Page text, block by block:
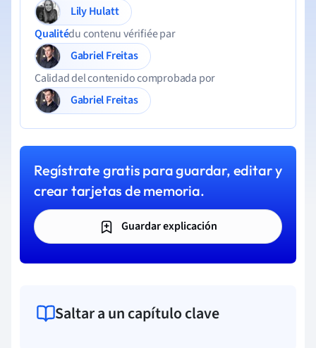
Lily Hulatt
Qualitédu contenu vérifiée par
Gabriel Freitas
Calidad del contenido comprobada por
Gabriel Freitas
Regístrate gratis para guardar, editar y
crear tarjetas de memoria.
Guardar explicación
Saltar a un capítulo clave